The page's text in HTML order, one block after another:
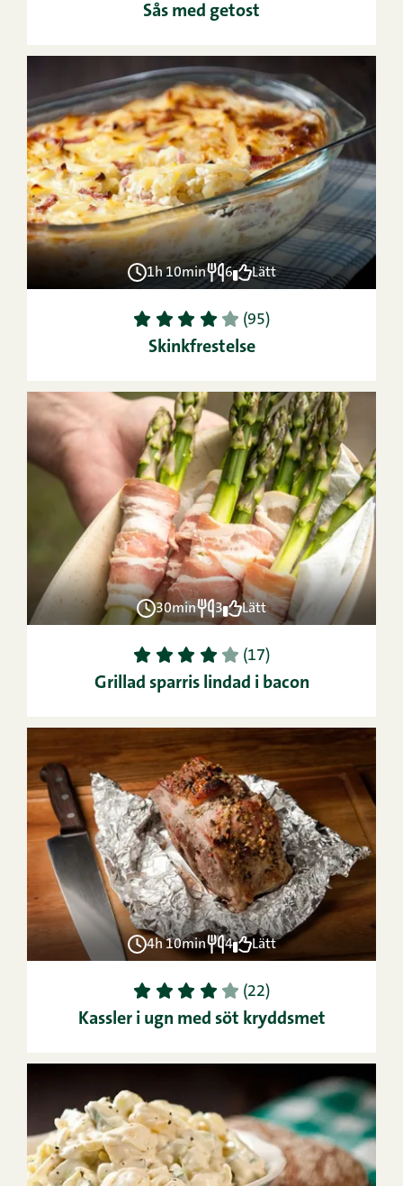
Sås med getost
1h 10min 6 Lätt
1 2 3 4 5 (95)
Skinkfrestelse
30min 3 Lätt
1 2 3 4 5 (17)
Grillad sparris lindad i bacon
4h 10min 4 Lätt
1 2 3 4 5 (22)
Kassler i ugn med söt kryddsmet